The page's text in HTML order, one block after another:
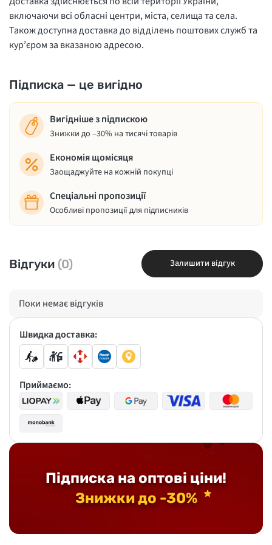
включаючи всі обласні центри, міста, селища та села.
Також доступна доставка до відділень поштових служб та
кур’єром за вказаною адресою.
Підписка — це вигідно
Вигідніше з підпискою
Знижки до –30% на тисячі товарів
Економія щомісяця
Заощаджуйте на кожній покупці
Спеціальні пропозиції
Особливі пропозиції для підписників
Відгуки (0) Залишити відгук
Поки немає відгуків
Підписка на оптові ціни!
Знижки до -30%
Швидка доставка:
Приймаємо: